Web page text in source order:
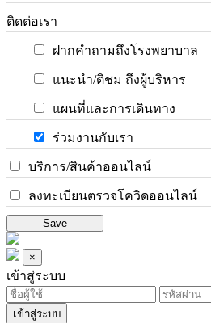
ติดต่อเรา
ฝากคำถามถึงโรงพยาบาล
แนะนำ/ติชม ถึงผู้บริหาร
แผนที่และการเดินทาง
ร่วมงานกับเรา
บริการ/สินค้าออนไลน์
ลงทะเบียนตรวจโควิดออนไลน์
Save
×
เข้าสู่ระบบ
เข้าสู่ระบบ